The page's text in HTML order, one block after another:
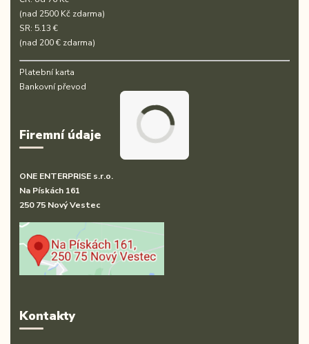
(nad 2500 Kč zdarma)
SR: 5.13 €
(nad 200 € zdarma)
Platební karta
Bankovní převod
Firemní údaje
ONE ENTERPRISE s.r.o.
Na Pískách 161
250 75 Nový Vestec
Kontakty